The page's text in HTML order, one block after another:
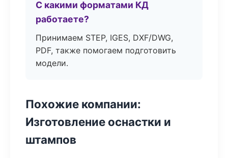
С какими форматами КД
работаете?
Принимаем STEP, IGES, DXF/DWG,
PDF, также помогаем подготовить
модели.
Похожие компании:
Изготовление оснастки и
штампов